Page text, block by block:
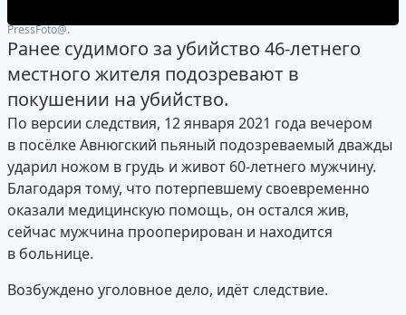
PressFoto@.
Ранее судимого за убийство 46-летнего
местного жителя подозревают в
покушении на убийство.
По версии следствия, 12 января 2021 года вечером
в посёлке Авнюгский пьяный подозреваемый дважды
ударил ножом в грудь и живот 60-летнего мужчину.
Благодаря тому, что потерпевшему своевременно
оказали медицинскую помощь, он остался жив,
сейчас мужчина прооперирован и находится
в больнице.
Возбуждено уголовное дело, идёт следствие.